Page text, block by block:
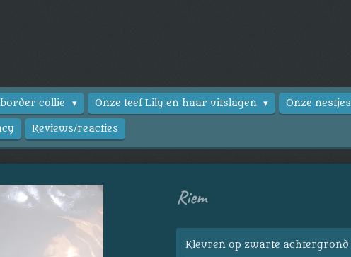
border collie Onze teef Lily en haar uitslagen Onze nestjes
Reviews/reacties
Riem
Kleuren op zwarte achtergrond